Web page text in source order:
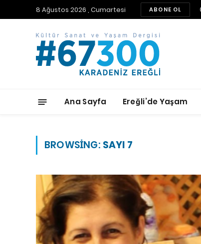
8 Ağustos 2026 , Cumartesi ABONE OL
Ana Sayfa Ereğli’de Yaşam
BROWSING: SAYI 7